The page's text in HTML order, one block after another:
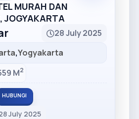
MURAH DAN
JOGYAKARTA
28 July 2025
,Yogyakarta
M2
HUBUNGI
July 2025